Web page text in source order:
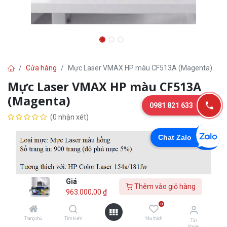
Giá
963.000,00 ₫
Thêm vào giỏ hàng
Trang chủ Tìm kiếm
0
Yêu thích
Tài
Cửa hàng Mực Laser VMAX HP màu CF513A (Magenta)
Mực Laser VMAX HP màu CF513A
(Magenta)
(0 nhận xét)
Chat Zalo
0981 821 633